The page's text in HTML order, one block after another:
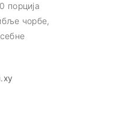
порција
чорбе,